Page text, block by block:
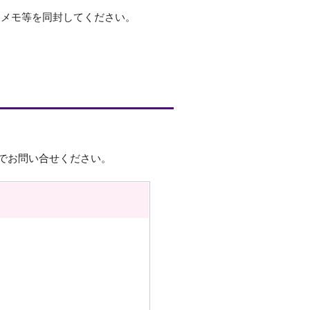
モ等を同封してください。
問い合せください。